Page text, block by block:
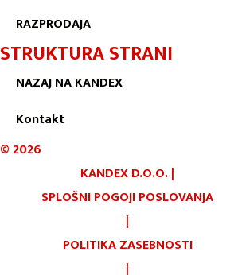
RAZPRODAJA
STRUKTURA STRANI
NAZAJ NA KANDEX
Kontakt
©2026
KANDEX D.O.O.|
SPLOŠNI POGOJI POSLOVANJA
|
POLITIKA ZASEBNOSTI
|